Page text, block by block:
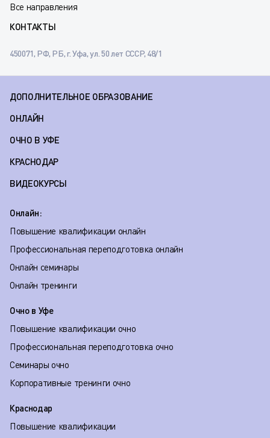
Все направления
КОНТАКТЫ
450071, РФ, РБ, г. Уфа, ул. 50 лет СССР, 48/1
ДОПОЛНИТЕЛЬНОЕ ОБРАЗОВАНИЕ
ОНЛАЙН
ОЧНО В УФЕ
КРАСНОДАР
ВИДЕОКУРСЫ
Онлайн:
Повышение квалификации онлайн
Профессиональная переподготовка онлайн
Онлайн семинары
Онлайн тренинги
Очно в Уфе
Повышение квалификации очно
Профессиональная переподготовка очно
Семинары очно
Корпоративные тренинги очно
Краснодар
Повышение квалификации